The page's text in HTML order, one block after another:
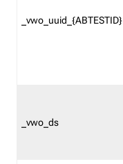
_vwo_uuid_{ABTESTID}
_vwo_ds